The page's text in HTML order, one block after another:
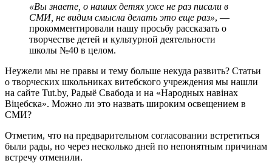
«Вы знаете, о наших детях уже не раз писали в
СМИ, не видим смысла делать это еще раз», —
прокомментировали нашу просьбу рассказать о
творчестве детей и культурной деятельности
школы №40 в целом.
Неужели мы не правы и тему больше некуда развить? Статьи
о творческих школьниках витебского учреждения мы нашли
на сайте Tut.by, Радыё Свабода и на «Народных навiнах
Вiцебска». Можно ли это назвать широким освещением в
СМИ?
Отметим, что на предварительном согласовании встретиться
были рады, но через несколько дней по непонятным причинам
встречу отменили.